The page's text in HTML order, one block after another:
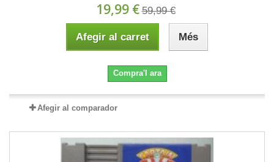
19,99 € 59,99 €
Afegir al carret Més
Compra'l ara
Afegir al comparador